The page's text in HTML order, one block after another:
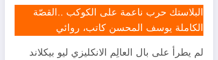
البلاستك حرب ناعمة على الكوكب ..القصّة
الكاملة يوسف المحسن كاتب، روائي
لم يطرأ على بال العالِم الانكليزي ليو بيكلاند